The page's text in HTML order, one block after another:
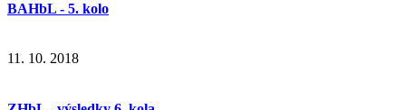
BAHbL - 5. kolo
11. 10. 2018